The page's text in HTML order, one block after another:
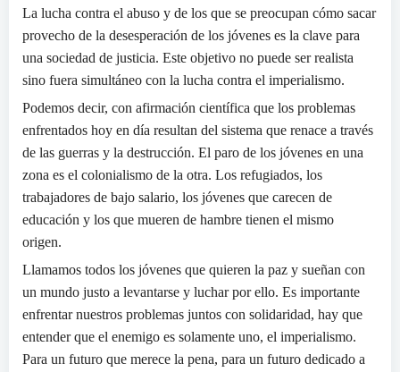
La lucha contra el abuso y de los que se preocupan cómo sacar
provecho de la desesperación de los jóvenes es la clave para
una sociedad de justicia. Este objetivo no puede ser realista
sino fuera simultáneo con la lucha contra el imperialismo.
Podemos decir, con afirmación científica que los problemas
enfrentados hoy en día resultan del sistema que renace a través
de las guerras y la destrucción. El paro de los jóvenes en una
zona es el colonialismo de la otra. Los refugiados, los
trabajadores de bajo salario, los jóvenes que carecen de
educación y los que mueren de hambre tienen el mismo
origen.
Llamamos todos los jóvenes que quieren la paz y sueñan con
un mundo justo a levantarse y luchar por ello. Es importante
enfrentar nuestros problemas juntos con solidaridad, hay que
entender que el enemigo es solamente uno, el imperialismo.
Para un futuro que merece la pena, para un futuro dedicado a